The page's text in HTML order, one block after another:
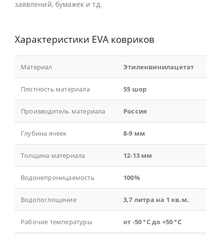
заявлений, бумажек и тд.
Характеристики EVA ковриков
Материал Этиленвинилацетат
Плотность материала 55 шор
Производитель материала Россия
Глубина ячеек 8-9 мм
Толщина материала 12-13 мм
Водонепроницаемость 100%
Водопоглощение 3,7 литра на 1 кв.м.
Рабочие температуры от -50 °С до +50 °С